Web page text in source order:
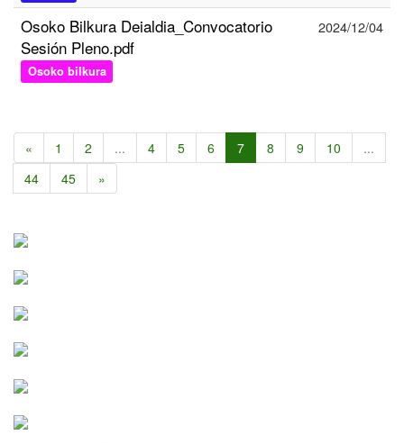
Osoko Bilkura Deialdia_Convocatorio
Sesión Pleno.pdf
Osoko bilkura
2024/12/04
« 1 2 ... 4 5 6 7 8 9 10
...
44
45 »